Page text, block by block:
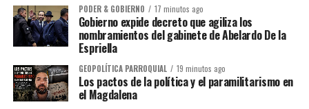
PODER & GOBIERNO 17 minutos ago
Gobierno expide decreto que agiliza los
nombramientos del gabinete de Abelardo De la
Espriella
GEOPOLÍTICA PARROQUIAL 19 minutos ago
Los pactos de la política y el paramilitarismo en
el Magdalena